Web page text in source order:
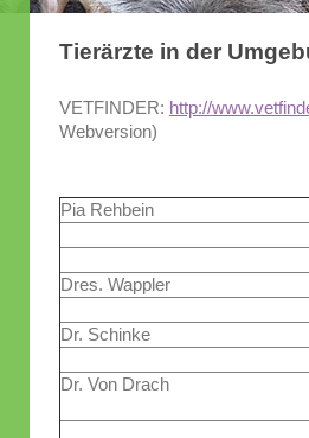
Tierärzte in der
VETFINDER: http://
Webversion)
Pia Rehbein
Dres. Wappler
Dr. Schinke
Dr. Von Drach